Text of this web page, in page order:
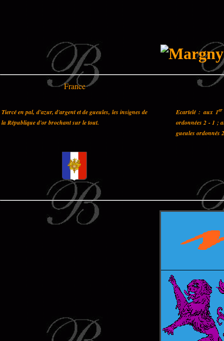
France
Tiercé en pal, d'azur, d'argent et de gueules, les insignes de
la République d'or brochant sur le tout.
Ecartelé : aux 1er
ordonnées 2 - 1 ;
gueules ordonnés